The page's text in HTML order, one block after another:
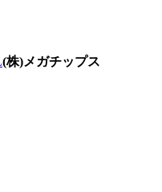
(株)メガチップス